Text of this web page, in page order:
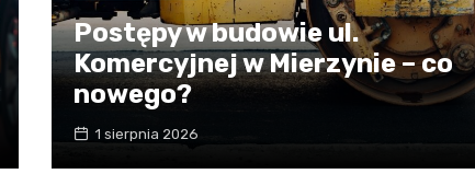
Postępy w budowie ul.
Komercyjnej w Mierzynie – co
nowego?
1 sierpnia 2026